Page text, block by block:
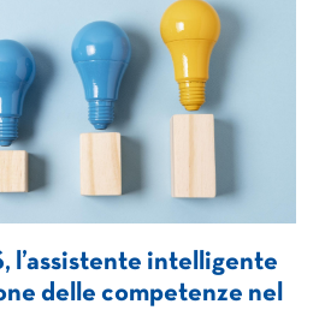
l’assistente intelligente
delle competenze nel